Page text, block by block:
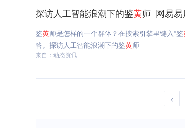
探访人工智能浪潮下的鉴黄师_网易易
鉴黄师是怎样的一个群体？在搜索引擎里键入“鉴
答。探访人工智能浪潮下的鉴黄师
来自：动态资讯
<